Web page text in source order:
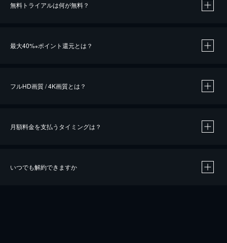
無料トライアルは何が無料？
最大40%※ポイント還元とは？
※40％ポイント還元の対象は、クレジットカード決済による作品の購入 / レンタルです。
フルHD画質 / 4K画質とは？
月額料金を支払うタイミングは？
いつでも解約できますか